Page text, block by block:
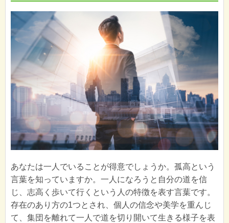
あなたは一人でいることが得意でしょうか。孤高という
言葉を知っていますか。一人になろうと自分の道を信
じ、志高く歩いて行くという人の特徴を表す言葉です。
存在のあり方の1つとされ、個人の信念や美学を重んじ
て、集団を離れて一人で道を切り開いて生きる様子を表